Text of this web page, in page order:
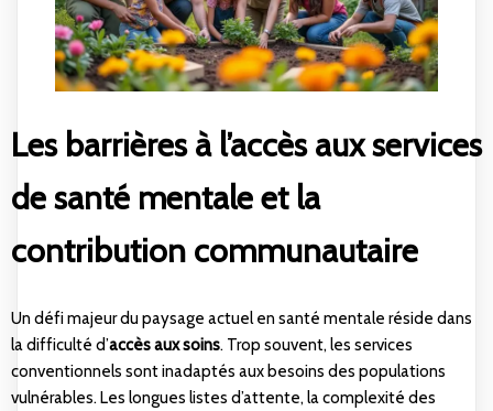
Les barrières à l’accès aux services
de santé mentale et la
contribution communautaire
Un défi majeur du paysage actuel en santé mentale réside dans
la difficulté d’accès aux soins. Trop souvent, les services
conventionnels sont inadaptés aux besoins des populations
vulnérables. Les longues listes d’attente, la complexité des